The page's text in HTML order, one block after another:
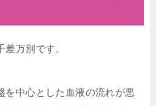
万別です。
を中心とした血液の流れが悪